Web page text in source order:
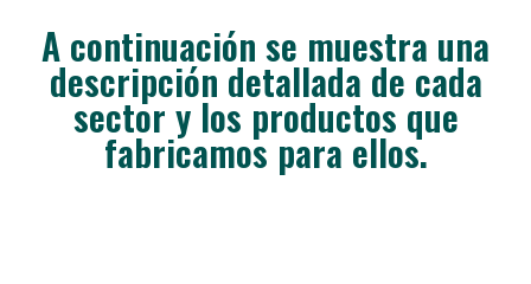
A continuación se muestra una
descripción detallada de cada
sector y los productos que
fabricamos para ellos.